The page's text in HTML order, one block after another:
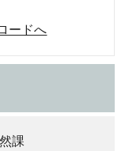
ードへ
課